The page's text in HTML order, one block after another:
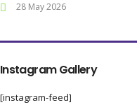
28 May 2026
Instagram Gallery
[instagram-feed]